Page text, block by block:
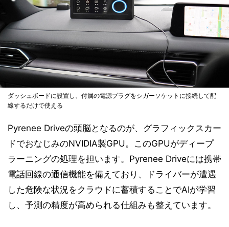
ダッシュボードに設置し、付属の電源プラグをシガーソケットに接続して配
線するだけで使える
Pyrenee Driveの頭脳となるのが、グラフィックスカー
ドでおなじみのNVIDIA製GPU。このGPUがディープ
ラーニングの処理を担います。Pyrenee Driveには携帯
電話回線の通信機能を備えており、ドライバーが遭遇
した危険な状況をクラウドに蓄積することでAIが学習
し、予測の精度が高められる仕組みも整えています。